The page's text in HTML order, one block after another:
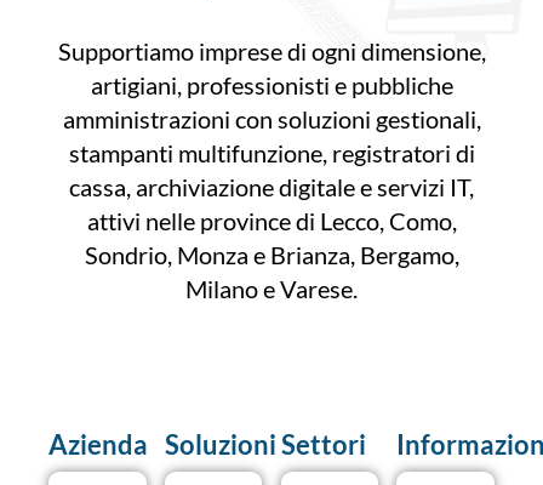
Supportiamo imprese di ogni dimensione,
artigiani, professionisti e pubbliche
amministrazioni con soluzioni gestionali,
stampanti multifunzione, registratori di
cassa, archiviazione digitale e servizi IT,
attivi nelle province di Lecco, Como,
Sondrio, Monza e Brianza, Bergamo,
Milano e Varese.
Azienda SoluzioniSettori